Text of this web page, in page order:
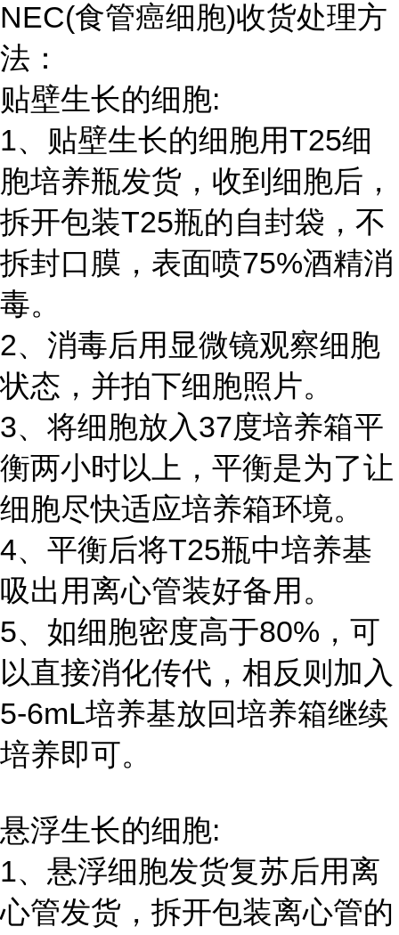
NEC(食管癌细胞)收货处理方
法：
贴壁生长的细胞:
1、贴壁生长的细胞用T25细
胞培养瓶发货，收到细胞后，
拆开包装T25瓶的自封袋，不
拆封口膜，表面喷75%酒精消
毒。
2、消毒后用显微镜观察细胞
状态，并拍下细胞照片。
3、将细胞放入37度培养箱平
衡两小时以上，平衡是为了让
细胞尽快适应培养箱环境。
4、平衡后将T25瓶中培养基
吸出用离心管装好备用。
5、如细胞密度高于80%，可
以直接消化传代，相反则加入
5-6mL培养基放回培养箱继续
培养即可。
悬浮生长的细胞:
1、悬浮细胞发货复苏后用离
心管发货，拆开包装离心管的